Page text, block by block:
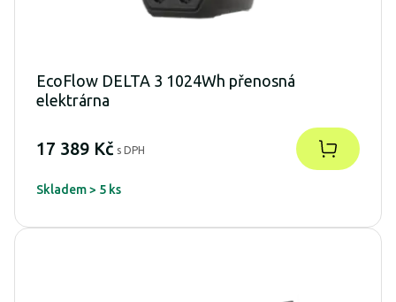
EcoFlow DELTA 3 1024Wh přenosná
elektrárna
17 389 Kč s DPH
Skladem > 5 ks